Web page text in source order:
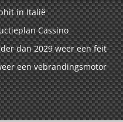
in Italië
Cassino
dan 2029 weer een feit
een vebrandingsmotor